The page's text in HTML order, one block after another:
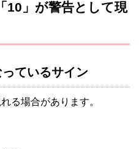
10」が警告として現
ているサイン
る場合があります。